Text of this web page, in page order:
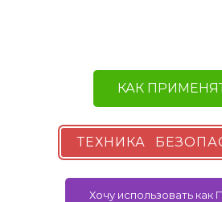
КАК
ТЕХНИКА
Хочу использовать